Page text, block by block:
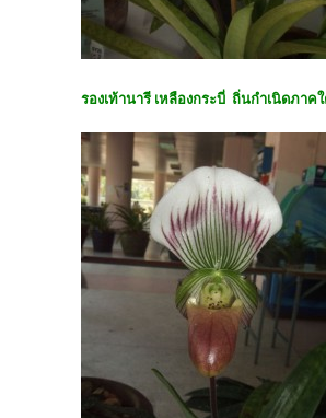
รองเท้านารี เหลืองกระบี่ ถิ่นกำเนิดภาค